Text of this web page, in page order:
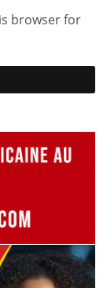
browser for